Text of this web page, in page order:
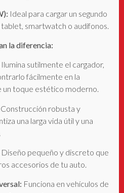
Ideal para cargar un segundo
smartwatch o audífonos.
la diferencia:
Ilumina sutilmente el cargador,
fácilmente en la
un toque estético moderno.
Construcción robusta y
una larga vida útil y una
Diseño pequeño y discreto que
accesorios de tu auto.
Funciona en vehículos de